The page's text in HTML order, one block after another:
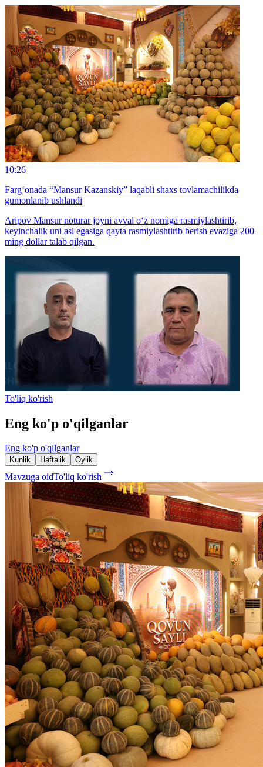
10:26
Farg‘onada “Mansur Kazanskiy” laqabli shaxs tovlamachilikda
gumonlanib ushlandi
Aripov Mansur noturar joyni avval o‘z nomiga rasmiylashtirib,
keyinchalik uni asl egasiga qayta rasmiylashtirib berish evaziga 200
ming dollar talab qilgan.
To'liq ko'rish
Eng ko'p o'qilganlar
Eng ko'p o'qilganlar
Kunlik Haftalik Oylik
Mavzuga oidTo'liq ko'rish